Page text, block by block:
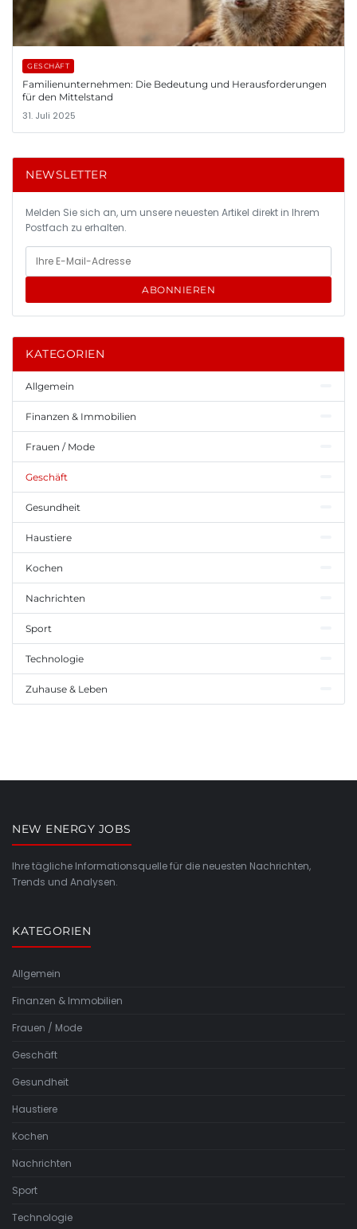
GESCHÄFT
Familienunternehmen: Die Bedeutung und Herausforderungen
für den Mittelstand
31. Juli 2025
NEWSLETTER
Melden Sie sich an, um unsere neuesten Artikel direkt in Ihrem
Postfach zu erhalten.
ABONNIEREN
KATEGORIEN
Allgemein
Finanzen & Immobilien
Frauen / Mode
Geschäft
Gesundheit
Haustiere
Kochen
Nachrichten
Sport
Technologie
Zuhause & Leben
NEW ENERGY JOBS
Ihre tägliche Informationsquelle für die neuesten Nachrichten,
Trends und Analysen.
KATEGORIEN
Allgemein
Finanzen & Immobilien
Frauen / Mode
Geschäft
Gesundheit
Haustiere
Kochen
Nachrichten
Sport
Technologie